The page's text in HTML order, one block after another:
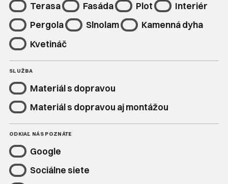
Terasa Fasáda Plot
Interiér
Pergola
Slnolam
Kamenná dyha
Kvetináč
SLUŽBA
Materiál s dopravou
Materiál s dopravou aj montážou
ODKIAĽ NÁS POZNÁTE
Google
Sociálne siete